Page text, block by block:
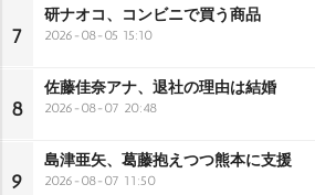
7
研ナオコ、コンビニで買う商品
2026-08-05 15:10
8
佐藤佳奈アナ、退社の理由は結婚
2026-08-07 20:48
9
島津亜矢、葛藤抱えつつ熊本に支援
2026-08-07 11:50